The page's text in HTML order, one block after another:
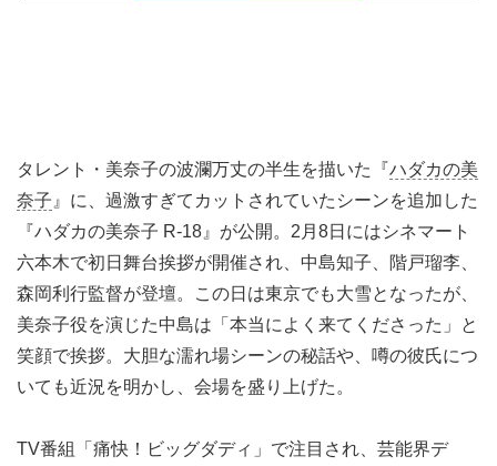
タレント・美奈子の波瀾万丈の半生を描いた『ハダカの美
奈子 』に、過激すぎてカットされていたシーンを追加した
『ハダカの美奈子 R-18』が公開。2月8日にはシネマート
六本木で初日舞台挨拶が開催され、中島知子、階戸瑠李、
森岡利行監督が登壇。この日は東京でも大雪となったが、
美奈子役を演じた中島は「本当によく来てくださった」と
笑顔で挨拶。大胆な濡れ場シーンの秘話や、噂の彼氏につ
いても近況を明かし、会場を盛り上げた。
TV番組「痛快！ビッグダディ」で注目され、芸能界デ